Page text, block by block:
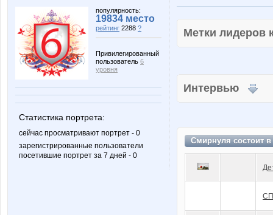
популярность:
19834 место
рейтинг 2288 ?
Привилегированный
пользователь 6
уровня
Статистика портрета:
сейчас просматривают портрет - 0
зарегистрированные пользователи
посетившие портрет за 7 дней - 0
Метки
Интервью
Смирнуля состоит в